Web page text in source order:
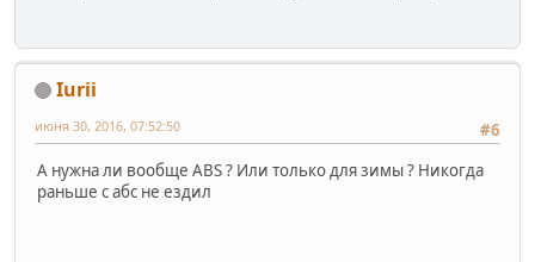
Iurii
#6
июня 30, 2016, 07:52:50
А нужна ли вообще ABS ? Или только для зимы ? Никогда
раньше с абс не ездил